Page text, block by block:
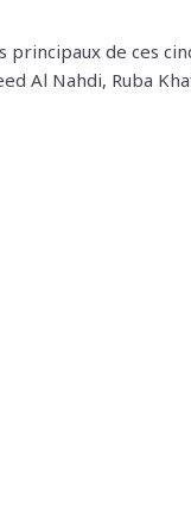
principaux de ces
Al Nahdi, Ruba